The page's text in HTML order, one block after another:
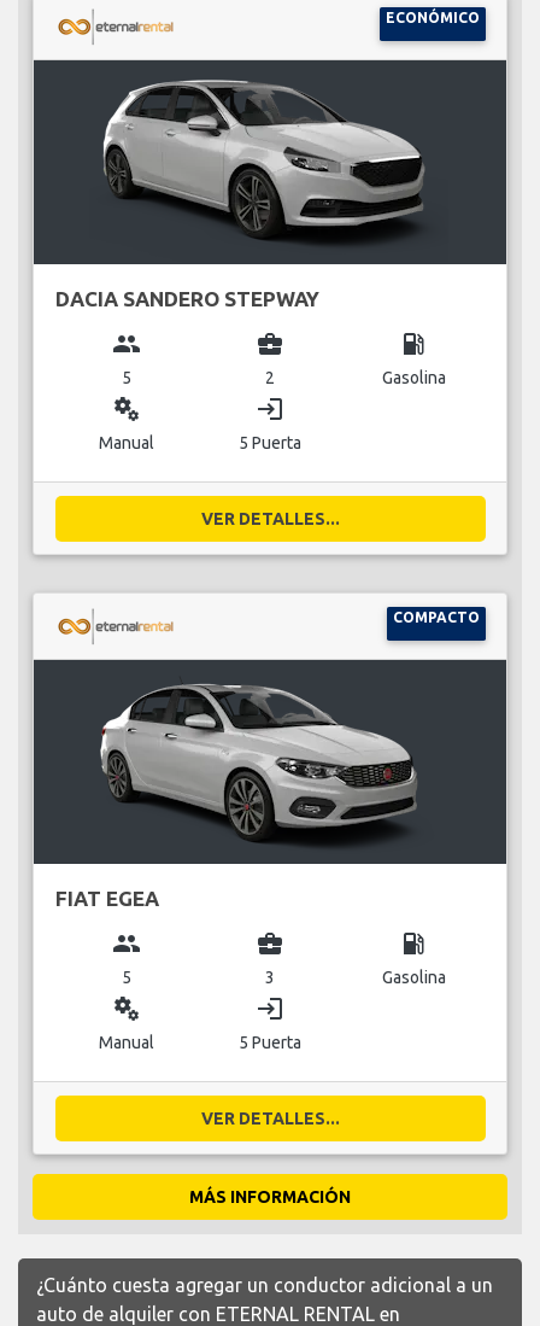
ECONÓMICO
DACIA SANDERO STEPWAY
group
5
business_center
2
local_gas_station
Gasolina
miscellaneous_services
Manual
login
5 Puerta
VER DETALLES...
COMPACTO
FIAT EGEA
group
5
business_center
3
local_gas_station
Gasolina
miscellaneous_services
Manual
login
5 Puerta
VER DETALLES...
MÁS INFORMACIÓN
¿Cuánto cuesta agregar un conductor adicional a un
auto de alquiler con ETERNAL RENTAL en